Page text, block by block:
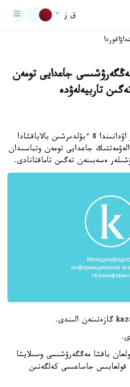
ق ز
اقوردا
جاعدايى تومەن
تاربيەلەۋدە
استانا. قازاقپارات - وتىرار اۋدانىندا 8 ءبۇلدىرشىن بالاباقشادا
جاعدايى تومەن وتباسىدان
ەسەبىنەن تەگىن تاماقتانادى.
باقشا مەڭگەرۋشىسى وسىلايشا
قولعابىس جاساعىسى كەلگەنىن